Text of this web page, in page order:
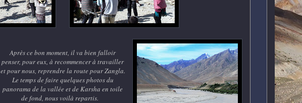
Après ce bon moment, il va bien falloir
penser, pour eux, à recommencer à travailler
et pour nous, reprendre la route pour Zangla.
Le temps de faire quelques photos du
panorama de la vallée et de Karsha en toile
de fond, nous voilà repartis.